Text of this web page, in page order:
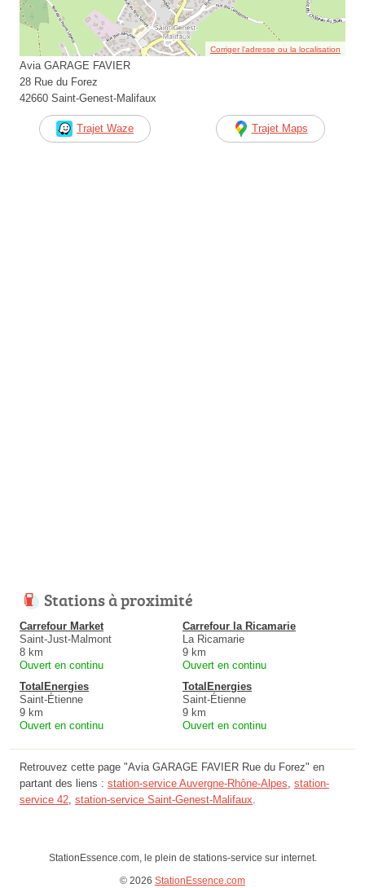
Corriger l’adresse ou la localisation
Avia GARAGE FAVIER
28 Rue du Forez
42660 Saint-Genest-Malifaux
Trajet Waze Trajet Maps
Stations à proximité
Carrefour Market
Saint-Just-Malmont
8 km
Ouvert en continu
Carrefour la Ricamarie
La Ricamarie
9 km
Ouvert en continu
TotalEnergies
Saint-Étienne
9 km
Ouvert en continu
TotalEnergies
Saint-Étienne
9 km
Ouvert en continu
Retrouvez cette page "Avia GARAGE FAVIER Rue du Forez" en
partant des liens : station-service Auvergne-Rhône-Alpes, station-
service 42, station-service Saint-Genest-Malifaux.
StationEssence.com, le plein de stations-service sur internet.
© 2026 StationEssence.com